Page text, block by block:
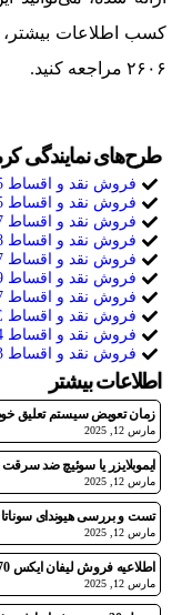
کسب اطلاعات بیشتر،
۲۶۰۶ مراجعه کنید.
طرح‌های نمایندگی
فروش نقد و اقساط KMC A5
فروش نقد و اقساط KMC X5
فروش نقد و اقساط KMC J7
فروش نقد و اقساط KMC T8
فروش نقد و اقساط KMC K7
فروش نقد و اقساط KMC T9
فروش نقد و اقساط KMC EJ7
فروش نقد و اقساط KMC EAGLE
فروش نقد و اقساط JAC J4
فروش نقد و اقساط JAC S3
اطلاعات بیشتر
زمان تعویض سیستم تعلیق
مارس 12, 2025
ایموبلایزر یا سوئیچ ضد
مارس 12, 2025
تست و بررسی هیوندای سوناتا 2020 در کره جنوبی
مارس 12, 2025
اطلاعیه فروش لیفان ایکس 70 – خرداد 1400
مارس 12, 2025